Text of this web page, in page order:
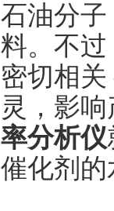
石油分
料。不过
密切相
灵，影
率分析仪
催化剂